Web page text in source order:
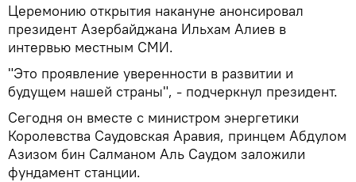
Церемонию открытия накануне анонсировал
президент Азербайджана Ильхам Алиев в
интервью местным СМИ.
"Это проявление уверенности в развитии и
будущем нашей страны", - подчеркнул президент.
Сегодня он вместе с министром энергетики
Королевства Саудовская Аравия, принцем Абдулом
Азизом бин Салманом Аль Саудом заложили
фундамент станции.